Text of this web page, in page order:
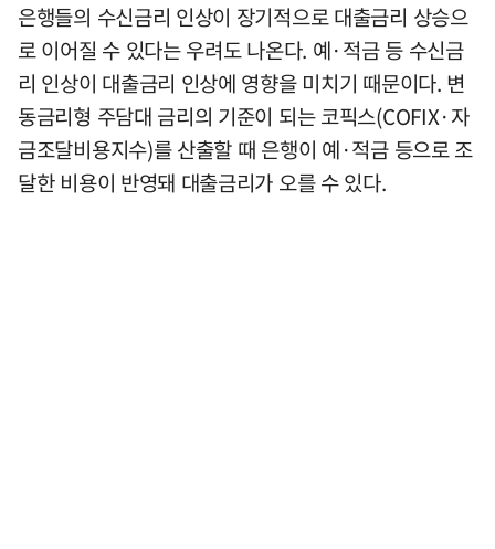
은행들의 수신금리 인상이 장기적으로 대출금리 상승으
로 이어질 수 있다는 우려도 나온다. 예·적금 등 수신금
리 인상이 대출금리 인상에 영향을 미치기 때문이다. 변
동금리형 주담대 금리의 기준이 되는 코픽스(COFIX·자
금조달비용지수)를 산출할 때 은행이 예·적금 등으로 조
달한 비용이 반영돼 대출금리가 오를 수 있다.